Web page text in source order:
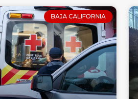
BAJA CALIFORNIA